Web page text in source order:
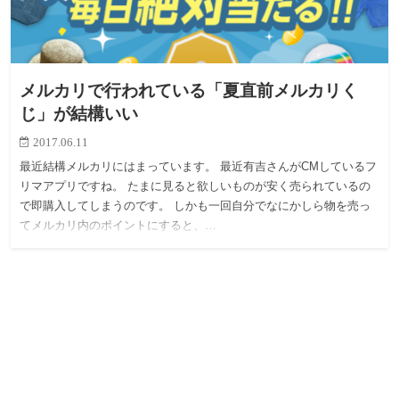
メルカリで行われている「夏直前メルカリく
じ」が結構いい
2017.06.11
最近結構メルカリにはまっています。 最近有吉さんがCMしているフ
リマアプリですね。 たまに見ると欲しいものが安く売られているの
で即購入してしまうのです。 しかも一回自分でなにかしら物を売っ
てメルカリ内のポイントにすると、…